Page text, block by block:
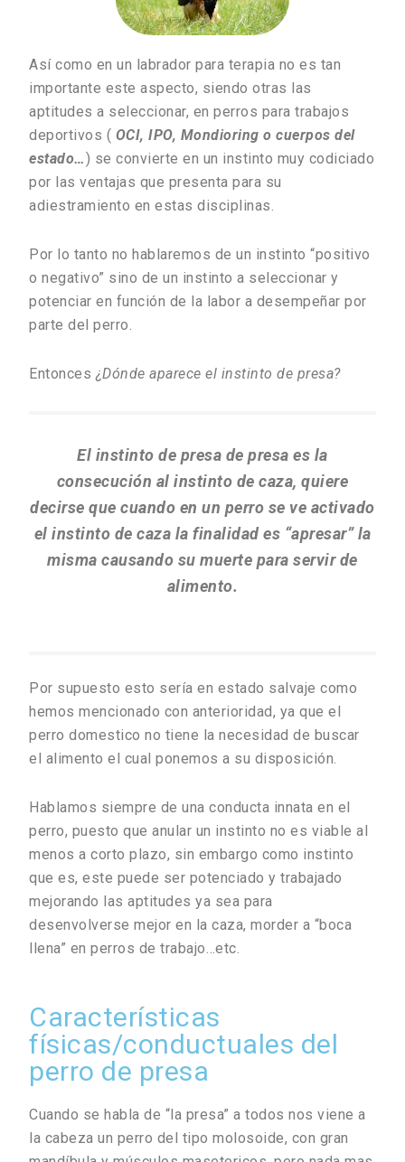
Así como en un labrador para terapia no es tan
importante este aspecto, siendo otras las
aptitudes a seleccionar, en perros para trabajos
deportivos ( OCI, IPO, Mondioring o cuerpos del
estado…) se convierte en un instinto muy codiciado
por las ventajas que presenta para su
adiestramiento en estas disciplinas.
Por lo tanto no hablaremos de un instinto “positivo
o negativo” sino de un instinto a seleccionar y
potenciar en función de la labor a desempeñar por
parte del perro.
Entonces ¿Dónde aparece el instinto de presa?
El instinto de presa de presa es la
consecución al instinto de caza, quiere
decirse que cuando en un perro se ve activado
el instinto de caza la finalidad es “apresar” la
misma causando su muerte para servir de
alimento.
Por supuesto esto sería en estado salvaje como
hemos mencionado con anterioridad, ya que el
perro domestico no tiene la necesidad de buscar
el alimento el cual ponemos a su disposición.
Hablamos siempre de una conducta innata en el
perro, puesto que anular un instinto no es viable al
menos a corto plazo, sin embargo como instinto
que es, este puede ser potenciado y trabajado
mejorando las aptitudes ya sea para
desenvolverse mejor en la caza, morder a “boca
llena” en perros de trabajo…etc.
Características
físicas/conductuales del
perro de presa
Cuando se habla de “la presa” a todos nos viene a
la cabeza un perro del tipo molosoide, con gran